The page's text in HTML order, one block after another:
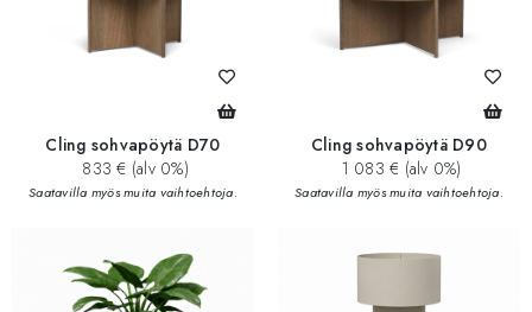
Cling sohvapöytä D70
833 € (alv 0%)
Saatavilla myös muita vaihtoehtoja.
Cling sohvapöytä D90
1 083 € (alv 0%)
Saatavilla myös muita vaihtoehtoja.